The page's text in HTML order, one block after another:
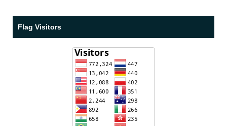
Flag Visitors